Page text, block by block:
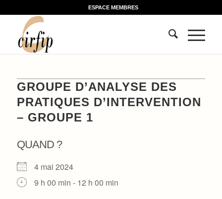
ESPACE MEMBRES
GROUPE D’ANALYSE DES
PRATIQUES D’INTERVENTION
– GROUPE 1
QUAND ?
4 mai 2024
9 h 00 min - 12 h 00 min